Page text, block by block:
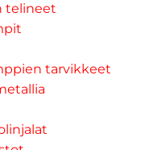
telineet
tarvikkeet